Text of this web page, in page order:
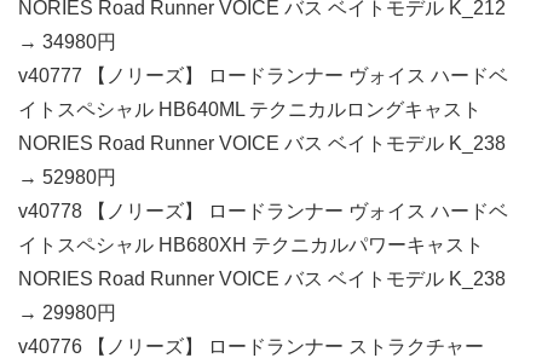
NORIES Road Runner VOICE バス ベイトモデル K_212
→ 34980円
v40777 【ノリーズ】 ロードランナー ヴォイス ハードベ
イトスペシャル HB640ML テクニカルロングキャスト
NORIES Road Runner VOICE バス ベイトモデル K_238
→ 52980円
v40778 【ノリーズ】 ロードランナー ヴォイス ハードベ
イトスペシャル HB680XH テクニカルパワーキャスト
NORIES Road Runner VOICE バス ベイトモデル K_238
→ 29980円
v40776 【ノリーズ】 ロードランナー ストラクチャー